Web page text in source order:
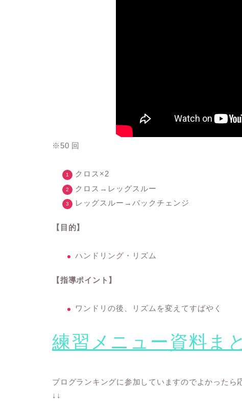
※50 回
クロス×2
クロス→レッグスルー
レッグスルー→バックチェンジ
【目的】
ハンドリング・リズム
【指導ポイント】
ワンドリの後、リズムを変えてすばやく
練習メニュー資料ま
ブログランキングに参加していますのでよかったら
↓↓